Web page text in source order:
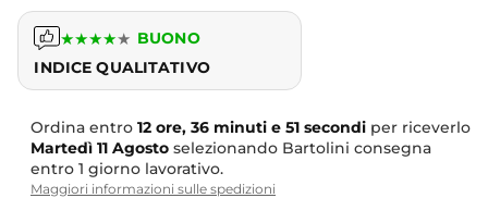
★★★★★ BUONO
INDICE QUALITATIVO
Ordina entro 12 ore, 36 minuti e 51 secondi per riceverlo
Martedì 11 Agosto selezionando Bartolini consegna
entro 1 giorno lavorativo.
Maggiori informazioni sulle spedizioni